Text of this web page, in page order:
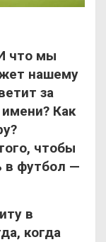
что мы
нашему
за
Как
чтобы
в футбол —
в
когда